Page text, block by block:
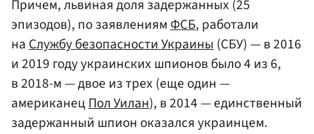
Причем, львиная доля задержанных (25
эпизодов), по заявлениямФСБ, работали
наСлужбу безопасности Украины(СБУ) — в 2016
и 2019 году украинских шпионов было 4 из 6,
в 2018-м — двое из трех (еще один —
американецПол Уилан), в 2014 — единственный
задержанный шпион оказался украинцем.